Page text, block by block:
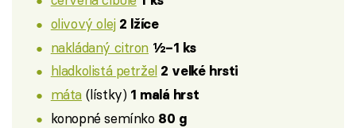
olivový olej 2 lžíce
nakládaný citron ½–1 ks
hladkolistá petržel 2 velké hrsti
máta (lístky) 1 malá hrst
konopné semínko 80 g